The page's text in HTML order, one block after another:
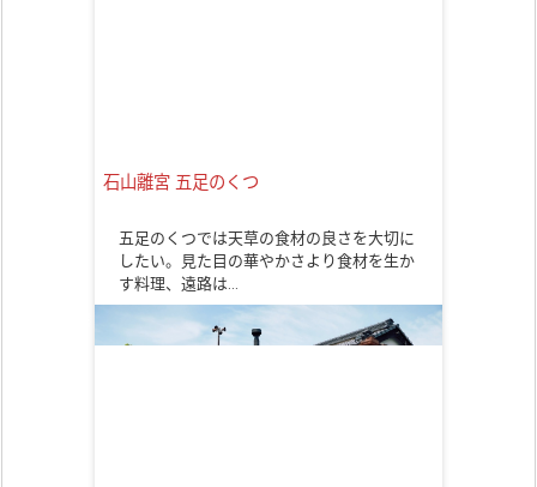
石山離宮 五足のくつ
五足のくつでは天草の食材の良さを大切に
したい。見た目の華やかさより食材を生か
す料理、遠路は…